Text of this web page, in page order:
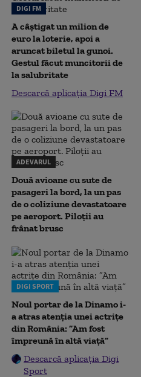
DIGI FM
A câștigat un milion de
euro la loterie, apoi a
aruncat biletul la gunoi.
Gestul făcut muncitorii de
la salubritate
Descarcă aplicația Digi FM
ADEVARUL
Două avioane cu sute de
pasageri la bord, la un pas
de o coliziune devastatoare
pe aeroport. Piloții au
frânat brusc
DIGI SPORT
Noul portar de la Dinamo i-
a atras atenția unei actrițe
din România: ”Am fost
împreună în altă viață”
Descarcă aplicația Digi
Sport